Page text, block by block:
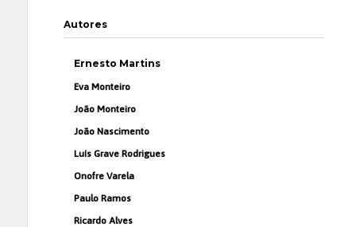
Autores
Ernesto Martins
Eva Monteiro
João Monteiro
João Nascimento
Luís Grave Rodrigues
Onofre Varela
Paulo Ramos
Ricardo Alves